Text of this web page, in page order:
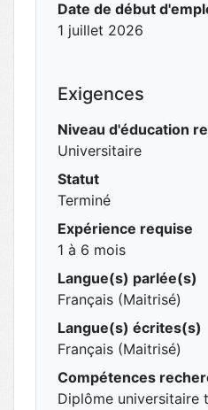
Date de début
1 juillet 2026
Exigences
Niveau d'éducation
Universitaire
Statut
Terminé
Expérience requise
1 à 6 mois
Langue(s) parlée(s)
Français (Maitrisé)
Langue(s) écrites(s)
Français (Maitrisé)
Compétences
Diplôme universitaire